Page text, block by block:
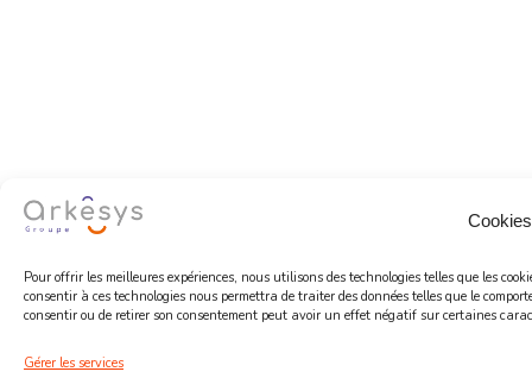
Cookies
Pour offrir les meilleures expériences, nous utilisons des technologies telles que les
consentir à ces technologies nous permettra de traiter des données telles que le
consentir ou de retirer son consentement peut avoir un effet négatif sur certaines
Gérer les services